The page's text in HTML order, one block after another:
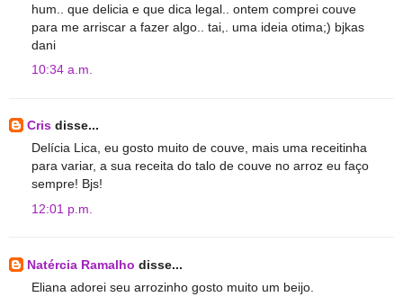
hum.. que delicia e que dica legal.. ontem comprei couve
para me arriscar a fazer algo.. tai,. uma ideia otima;) bjkas
dani
10:34 a.m.
Cris disse...
Delícia Lica, eu gosto muito de couve, mais uma receitinha
para variar, a sua receita do talo de couve no arroz eu faço
sempre! Bjs!
12:01 p.m.
Natércia Ramalho disse...
Eliana adorei seu arrozinho gosto muito um beijo.